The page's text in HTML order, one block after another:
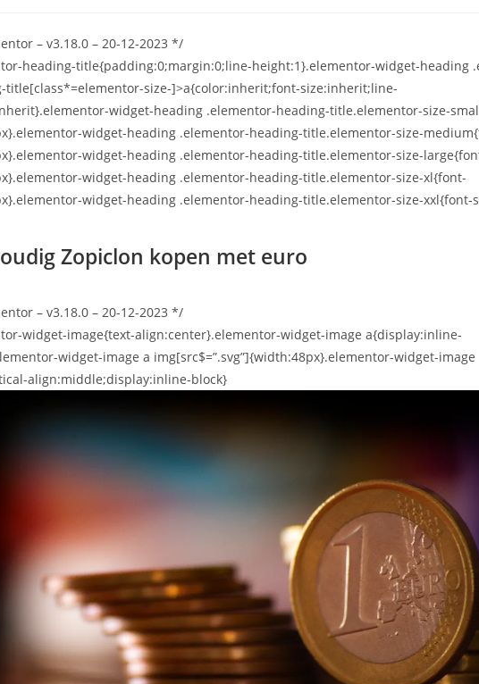
– v3.18.0 – 20-12-2023 */
heading-title{padding:0;margin:0;line-height:1}.elementor-widget-heading
title[class*=elementor-size-]>a{color:inherit;font-size:inherit;line-
widget-heading .elementor-heading-title.elementor-size-
widget-heading .elementor-heading-title.elementor-size-
widget-heading .elementor-heading-title.elementor-size-
widget-heading .elementor-heading-title.elementor-size-xl{font-
widget-heading .elementor-heading-title.elementor-size-xxl{font-
Zopiclon kopen met euro
– v3.18.0 – 20-12-2023 */
widget-image{text-align:center}.elementor-widget-image a{display:inline-
widget-image a img[src$=”.svg”]{width:48px}.elementor-widget-image
align:middle;display:inline-block}